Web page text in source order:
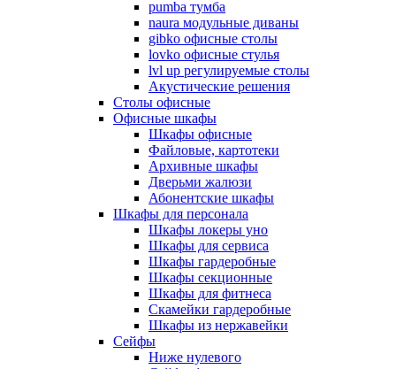
pumba тумба
naura модульные диваны
gibko офисные столы
lovko офисные стулья
lvl up регулируемые столы
Акустические решения
Столы офисные
Офисные шкафы
Шкафы офисные
Файловые, картотеки
Архивные шкафы
Дверьми жалюзи
Абонентские шкафы
Шкафы для персонала
Шкафы локеры уно
Шкафы для сервиса
Шкафы гардеробные
Шкафы секционные
Шкафы для фитнеса
Скамейки гардеробные
Шкафы из нержавейки
Сейфы
Ниже нулевого